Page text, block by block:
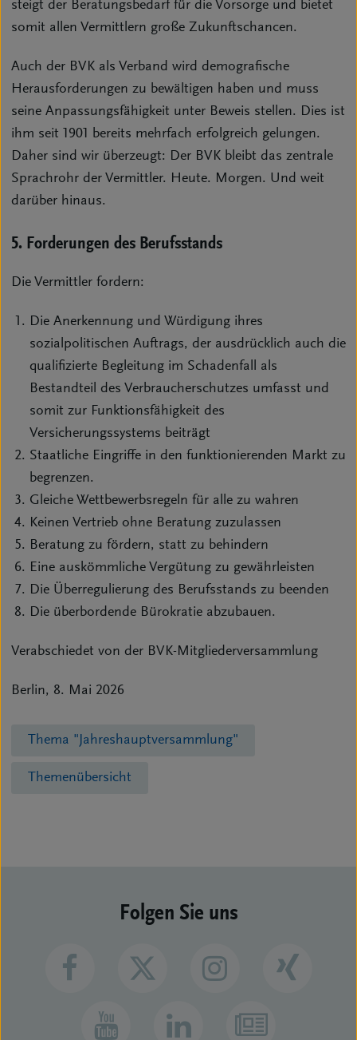
steigt der Beratungsbedarf für die Vorsorge und bietet
somit allen Vermittlern große Zukunftschancen.
Auch der BVK als Verband wird demografische
Herausforderungen zu bewältigen haben und muss
seine Anpassungsfähigkeit unter Beweis stellen. Dies ist
ihm seit 1901 bereits mehrfach erfolgreich gelungen.
Daher sind wir überzeugt: Der BVK bleibt das zentrale
Sprachrohr der Vermittler. Heute. Morgen. Und weit
darüber hinaus.
5. Forderungen des Berufsstands
Die Vermittler fordern:
Die Anerkennung und Würdigung ihres
sozialpolitischen Auftrags, der ausdrücklich auch die
qualifizierte Begleitung im Schadenfall als
Bestandteil des Verbraucherschutzes umfasst und
somit zur Funktionsfähigkeit des
Versicherungssystems beiträgt
Staatliche Eingriffe in den funktionierenden Markt zu
begrenzen.
Gleiche Wettbewerbsregeln für alle zu wahren
Keinen Vertrieb ohne Beratung zuzulassen
Beratung zu fördern, statt zu behindern
Eine auskömmliche Vergütung zu gewährleisten
Die Überregulierung des Berufsstands zu beenden
Die überbordende Bürokratie abzubauen.
Verabschiedet von der BVK-Mitgliederversammlung
Berlin, 8. Mai 2026
Thema "Jahreshauptversammlung"
Themenübersicht
Folgen Sie uns